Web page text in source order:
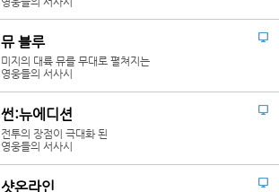
뮤 블루
미지의 대륙 뮤를 무대로 펼쳐지는
영웅들의 서사시
썬:뉴에디션
전투의 장점이 극대화 된
영웅들의 서사시
샷온라인